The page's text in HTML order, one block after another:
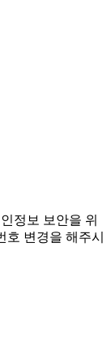
정보 보안을 위
변경을 해주시